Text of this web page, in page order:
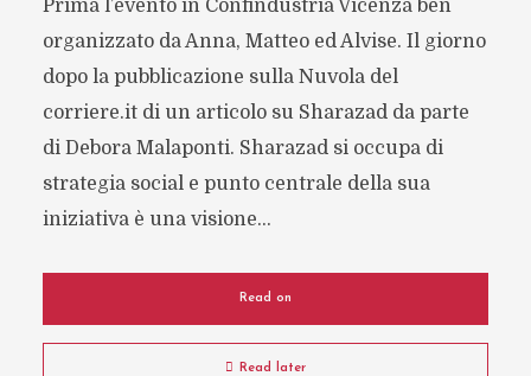
Prima l’evento in Confindustria Vicenza ben
organizzato da Anna, Matteo ed Alvise. Il giorno
dopo la pubblicazione sulla Nuvola del
corriere.it di un articolo su Sharazad da parte
di Debora Malaponti. Sharazad si occupa di
strategia social e punto centrale della sua
iniziativa è una visione...
Read on
Read later